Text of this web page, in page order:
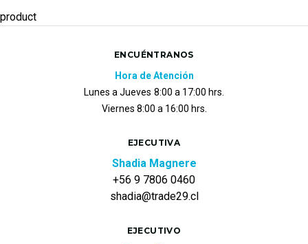
product
ENCUÉNTRANOS
Hora de Atención
Lunes a Jueves 8:00 a 17:00 hrs.
Viernes 8:00 a 16:00 hrs.
EJECUTIVA
Shadia Magnere
+56 9 7806 0460
shadia@trade29.cl
EJECUTIVO